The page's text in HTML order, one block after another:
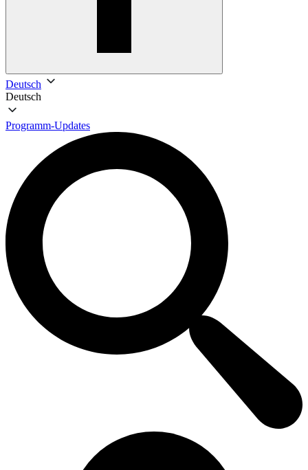
Deutsch
Deutsch
Programm-Updates